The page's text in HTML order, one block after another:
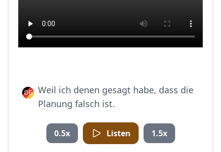
Weil ich denen gesagt habe, dass die
Planung falsch ist.
0.5x Listen 1.5x